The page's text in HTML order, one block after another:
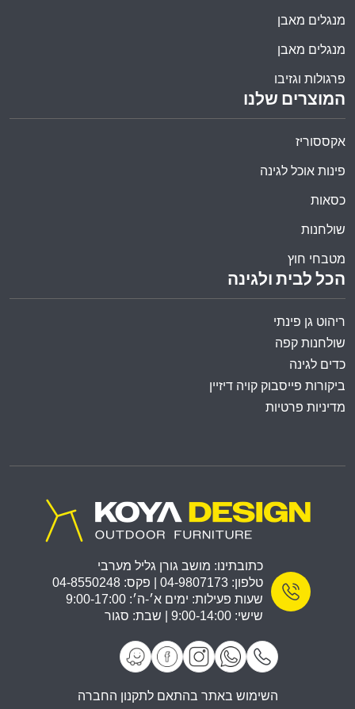
הכל לבית ולגינה
ריהוט גן פינתי
שולחנות קפה
כדים לגינה
ביקורות פייסבוק קויה דיזיין
מדיניות פרטיות
המוצרים שלנו
אקססוריז
פינות אוכל לגינה
כסאות
שולחנות
מטבחי חוץ
מנגלים מאבן
מנגלים מאבן
פרגולות וגזיבו
כתובתינו: מושב גורן גליל מערבי
טלפון: 04-9807173 | פקס: 04-8550248
שעות פעילות: ימים א׳-ה׳: 9:00-17:00
שישי: 9:00-14:00 | שבת: סגור
השימוש באתר בהתאם לתקנון החברה